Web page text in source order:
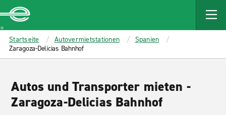
MAIN
CONTENT
Enterprise
Startseite Autovermietstationen
Spanien
Zaragoza-Delicias Bahnhof
Autos und Transporter mieten -
Zaragoza-Delicias Bahnhof